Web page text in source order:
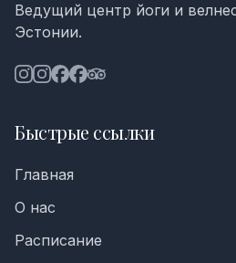
Ведущий центр йоги и
Эстонии.
Быстрые ссылки
Главная
О нас
Расписание